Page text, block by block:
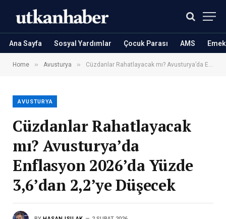
Ana Sayfa Sosyal Yardımlar Çocuk Parası AMS
Home » Avusturya » Cüzdanlar Rahatlayacak mı? Avusturya’da Enflasyon 2026’da Yüzde 3,6’dan 2,2’ye Düşecek
AVUSTURYA
Cüzdanlar Rahatlayacak
mı? Avusturya’da
Enflasyon 2026’da Yüzde
3,6’dan 2,2’ye Düşecek